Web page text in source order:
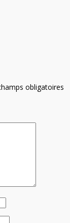
obligatoires